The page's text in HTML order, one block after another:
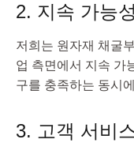
2. 지속 가능
저희는 원자재 채굴
업 측면에서 지속 가
구를 충족하는 동시
3. 고객 서비